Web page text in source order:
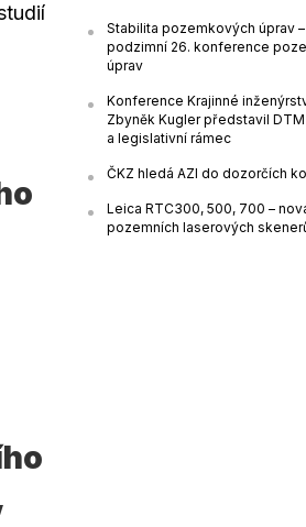
Stabilita pozemkových úprav
podzimní 26. konference
úprav
Konference Krajinné
Zbyněk Kugler představil DTM
a legislativní rámec
ČKZ hledá AZI do dozorčích
Leica RTC300, 500, 700 –
pozemních laserových